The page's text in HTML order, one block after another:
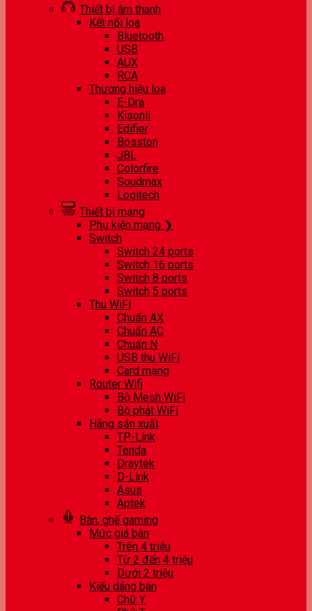
Thiết bị âm thanh
Kết nối loa
Bluetooth
USB
AUX
RCA
Thương hiệu loa
E-Dra
Kisonli
Edifier
Bosston
JBL
Colorfire
Soudmax
Logitech
Thiết bị mạng
Phụ kiện mạng ❯
Switch
Switch 24 ports
Switch 16 ports
Switch 8 ports
Switch 5 ports
Thu WiFi
Chuẩn AX
Chuẩn AC
Chuẩn N
USB thu WiFi
Card mạng
Router Wifi
Bộ Mesh WiFi
Bộ phát WiFi
Hãng sản xuất
TP-Link
Tenda
Draytek
D-Link
Asus
Aptek
Bàn, ghế gaming
Mức giá bàn
Trên 4 triệu
Từ 2 đến 4 triệu
Dưới 2 triệu
Kiểu dáng bàn
Chữ Y